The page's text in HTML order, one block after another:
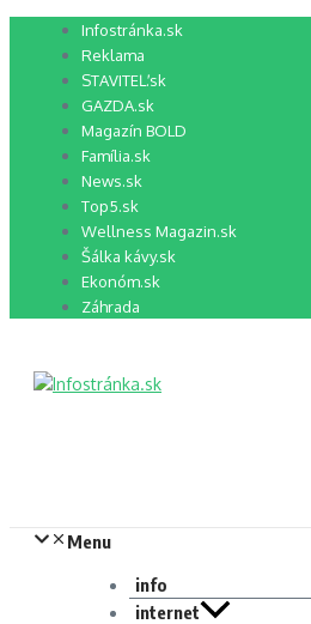
Preskočiť Infostránka.sk
Reklama
STAVITEĽ.sk
GAZDA.sk
Magazín BOLD
Família.sk
News.sk
Top5.sk
Wellness Magazin.sk
Šálka kávy.sk
Ekonóm.sk
Záhrada
Menu
info
internet